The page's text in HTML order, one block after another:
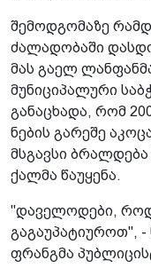
შემოდგომაზე
ძალადობაში
მას გაელ
მუნიციპალური
განაცხადა, რომ
ნების გარეშე
მსგავსი
ქალმა წაუყენა.
"დაველოდები,
გაგაუპატიუროთ", -
ფრანგმა